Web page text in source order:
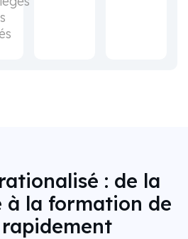
: de la
à la formation de